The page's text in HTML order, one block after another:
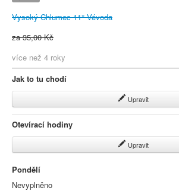
Vysoký Chlumec 11° Vévoda
za 35,00 Kč
více než 4 roky
Jak to tu chodí
Upravit
Otevírací hodiny
Upravit
Pondělí
Nevyplněno